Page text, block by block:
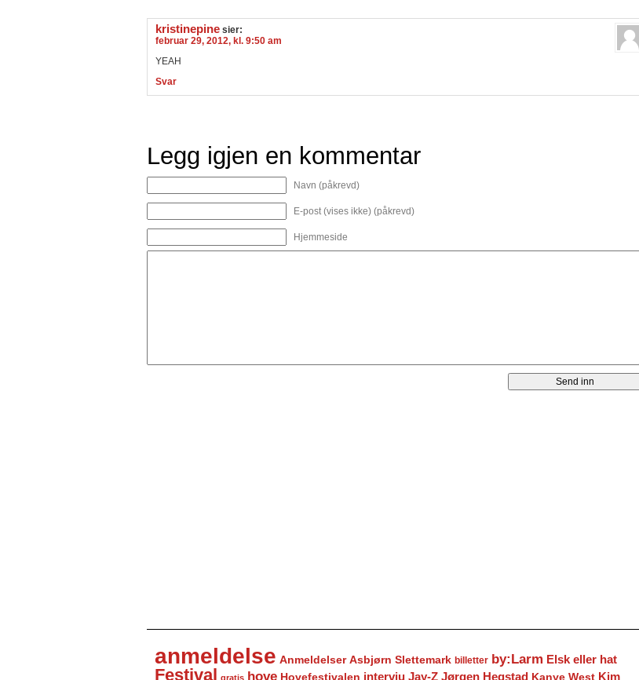
kristinepine sier:
februar 29, 2012, kl. 9:50 am
YEAH
Svar
Legg igjen en kommentar
Navn (påkrevd)
E-post (vises ikke) (påkrevd)
Hjemmeside
anmeldelse Anmeldelser Asbjørn Slettemark billetter by:Larm Elsk eller hat
Festival gratis hove Hovefestivalen intervju Jay-Z Jørgen Hegstad Kanye West Kim